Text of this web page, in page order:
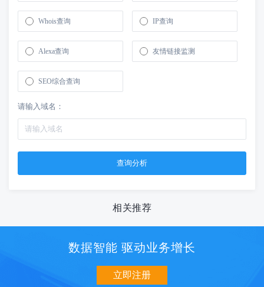
Whois查询 IP查询
Alexa查询 友情链接监测
SEO综合查询
请输入域名：
相关推荐
数据智能 驱动业务增长
立即注册